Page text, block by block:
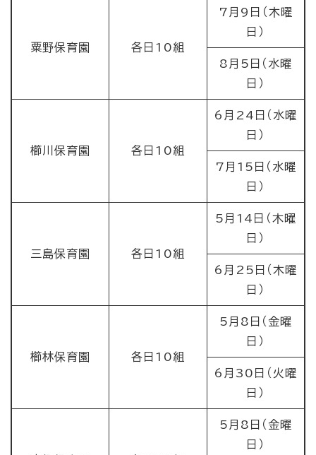
粟野保育園 各日10組
7月9日（木曜
日）
8月5日（水曜
日）
櫛川保育園 各日10組
6月24日（水曜
日）
7月15日（水曜
日）
三島保育園 各日10組
5月14日（木曜
日）
6月25日（木曜
日）
櫛林保育園 各日10組
5月8日（金曜
日）
6月30日（火曜
日）
5月8日（金曜
日）